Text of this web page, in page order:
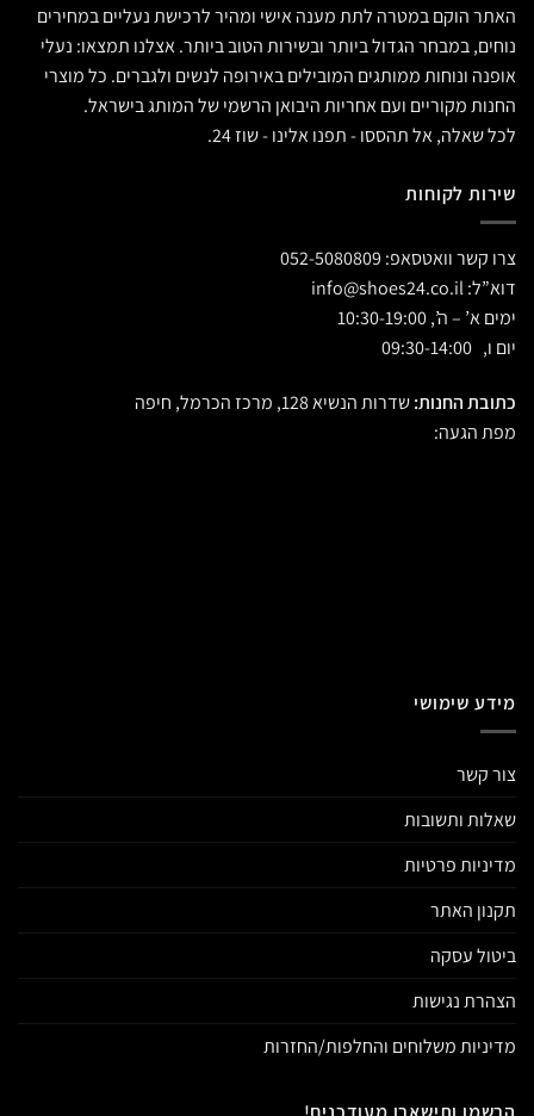
האתר הוקם במטרה לתת מענה אישי ומהיר לרכישת נעליים במחירים
נוחים, במבחר הגדול ביותר ובשירות הטוב ביותר. אצלנו תמצאו: נעלי
אופנה ונוחות ממותגים המובילים באירופה לנשים ולגברים. כל מוצרי
החנות מקוריים ועם אחריות היבואן הרשמי של המותג בישראל.
לכל שאלה, אל תהססו - תפנו אלינו - שוז 24.
שירות לקוחות
צרו קשר וואטסאפ: 052-5080809
דוא”ל:
ימים א’ – ה’, 10:30-19:00
יום ו, 09:30-14:00
כתובת החנות:שדרות הנשיא 128, מרכז הכרמל, חיפה
מפת הגעה:
מידע שימושי
צור קשר
שאלות ותשובות
מדיניות פרטיות
תקנון האתר
ביטול עסקה
הצהרת נגישות
מדיניות משלוחים והחלפות/החזרות